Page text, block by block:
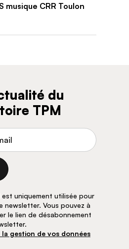
musique CRR Toulon
du
TPM
est uniquement utilisée pour
newsletter. Vous pouvez à
le lien de désabonnement
la gestion de vos données